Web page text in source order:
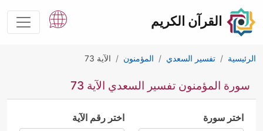
القرآن الكريم
الرئيسية تفسير السعدي المؤمنون الآية 73
سورة المؤمنون تفسير السعدي الآية 73
اختر سورة اختر رقم الآية